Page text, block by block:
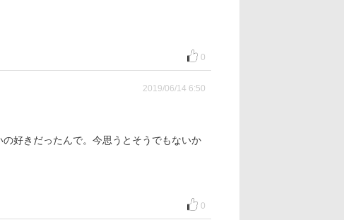
0
2019/06/14 6:50
好きだったんで。今思うとそうでもないか
0